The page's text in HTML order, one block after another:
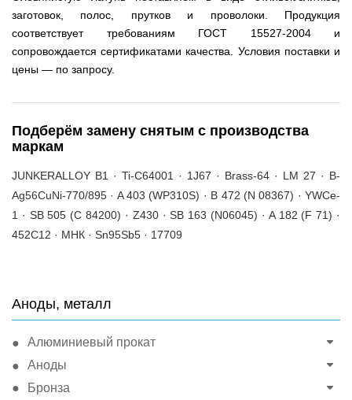
Аноды, металл
Алюминиевый прокат
Аноды
Бронза
заготовок, полос, прутков и проволоки. Продукция
соответствует требованиям ГОСТ 15527-2004 и
сопровождается сертификатами качества. Условия поставки и
цены — по запросу.
Подберём замену снятым с производства
маркам
JUNKERALLOY B1 · Ti-C64001 · 1J67 · Brass-64 · LM 27 · B-
Ag56CuNi-770/895 · A 403 (WP310S) · B 472 (N 08367) · YWCe-
1 · SB 505 (C 84200) · Z430 · SB 163 (N06045) · A 182 (F 71) ·
452C12 · МНК · Sn95Sb5 · 17709